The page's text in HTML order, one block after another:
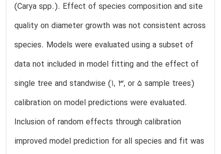
(Carya spp.). Effect of species composition and site
quality on diameter growth was not consistent across
species. Models were evaluated using a subset of
data not included in model fitting and the effect of
single tree and standwise (1, 3, or 5 sample trees)
calibration on model predictions were evaluated.
Inclusion of random effects through calibration
improved model prediction for all species and fit was